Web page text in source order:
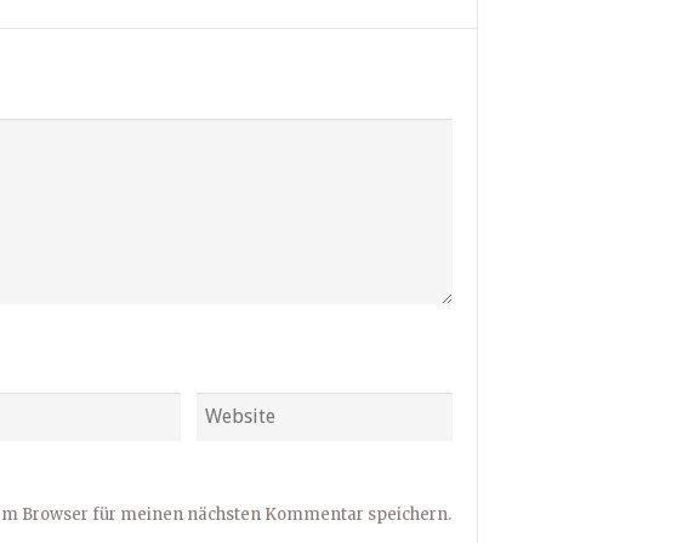
Browser für meinen nächsten Kommentar speichern.